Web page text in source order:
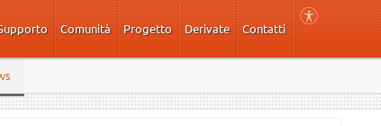
Comunità Progetto Derivate Contatti